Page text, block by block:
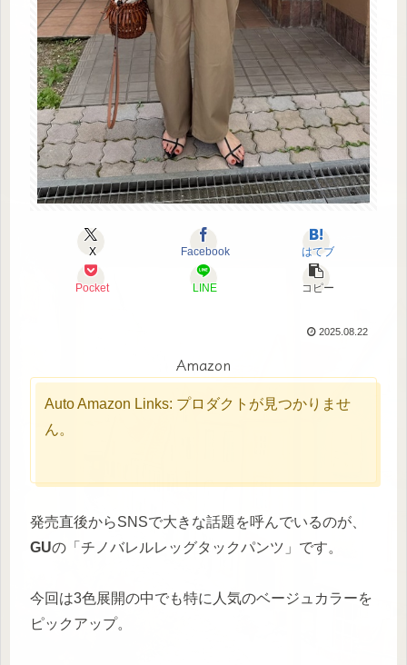
X Facebook はてブ
Pocket LINE コピー
2025.08.22
Amazon
Auto Amazon Links: プロダクトが見つかりませ
ん。
発売直後からSNSで大きな話題を呼んでいるのが、
GUの「チノバレルレッグタックパンツ」です。
今回は3色展開の中でも特に人気のベージュカラーを
ピックアップ。